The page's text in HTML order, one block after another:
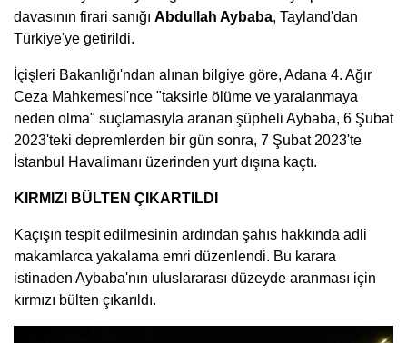
davasının firari sanığı Abdullah Aybaba, Tayland'dan
Türkiye'ye getirildi.
İçişleri Bakanlığı'ndan alınan bilgiye göre, Adana 4. Ağır
Ceza Mahkemesi'nce "taksirle ölüme ve yaralanmaya
neden olma" suçlamasıyla aranan şüpheli Aybaba, 6 Şubat
2023'teki depremlerden bir gün sonra, 7 Şubat 2023'te
İstanbul Havalimanı üzerinden yurt dışına kaçtı.
KIRMIZI BÜLTEN ÇIKARTILDI
Kaçışın tespit edilmesinin ardından şahıs hakkında adli
makamlarca yakalama emri düzenlendi. Bu karara
istinaden Aybaba'nın uluslararası düzeyde aranması için
kırmızı bülten çıkarıldı.